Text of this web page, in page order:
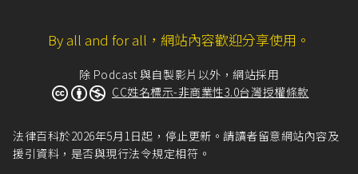
By all and for all，網站內容歡迎分享使用。
除 Podcast 與自製影片以外，網站採用
CC姓名標示-非商業性3.0台灣授權條款
法律百科於2026年5月1日起，停止更新。請讀者留意網站內容及
援引資料，是否與現行法令規定相符。